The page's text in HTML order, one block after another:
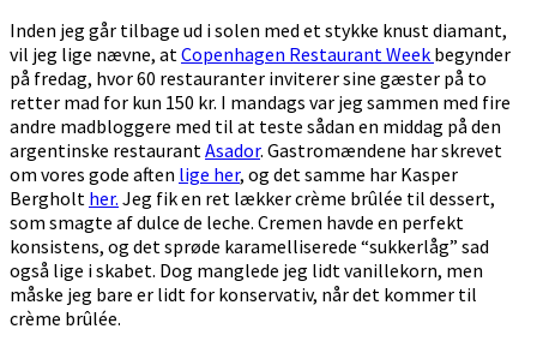
Inden jeg går tilbage ud i solen med et stykke knust diamant,
vil jeg lige nævne, at Copenhagen Restaurant Week begynder
på fredag, hvor 60 restauranter inviterer sine gæster på to
retter mad for kun 150 kr. I mandags var jeg sammen med fire
andre madbloggere med til at teste sådan en middag på den
argentinske restaurant Asador. Gastromændene har skrevet
om vores gode aften lige her, og det samme har Kasper
Bergholt her. Jeg fik en ret lækker crème brûlée til dessert,
som smagte af dulce de leche. Cremen havde en perfekt
konsistens, og det sprøde karamelliserede “sukkerlåg” sad
også lige i skabet. Dog manglede jeg lidt vanillekorn, men
måske jeg bare er lidt for konservativ, når det kommer til
crème brûlée.